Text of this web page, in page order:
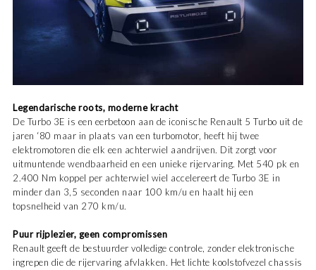
Legendarische roots, moderne kracht
De Turbo 3E is een eerbetoon aan de iconische Renault 5 Turbo uit de
jaren ‘80 maar in plaats van een turbomotor, heeft hij twee
elektromotoren die elk een achterwiel aandrijven. Dit zorgt voor
uitmuntende wendbaarheid en een unieke rijervaring. Met 540 pk en
2.400 Nm koppel per achterwiel wiel accelereert de Turbo 3E in
minder dan 3,5 seconden naar 100 km/u en haalt hij een
topsnelheid van 270 km/u.
Puur rijplezier, geen compromissen
Renault geeft de bestuurder volledige controle, zonder elektronische
ingrepen die de rijervaring afvlakken. Het lichte koolstofvezel chassis